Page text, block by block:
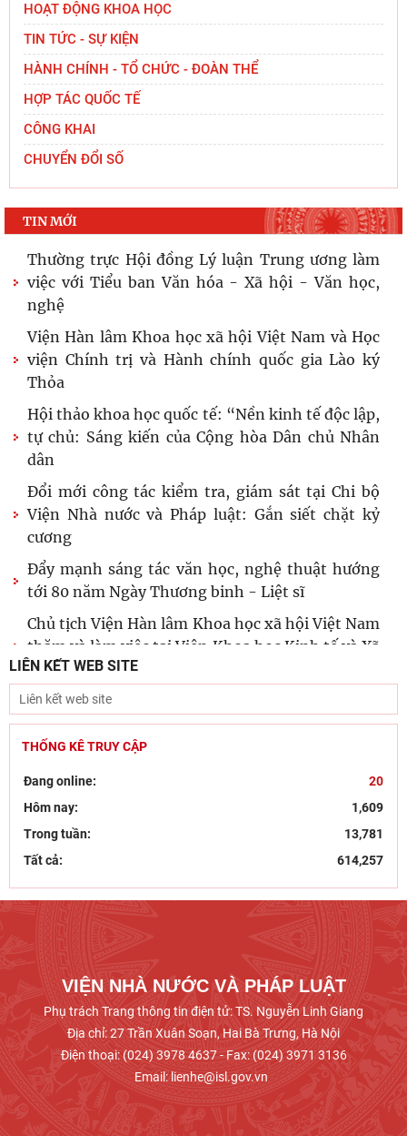
HOẠT ĐỘNG KHOA HỌC
TIN TỨC - SỰ KIỆN
HÀNH CHÍNH - TỔ CHỨC - ĐOÀN THỂ
HỢP TÁC QUỐC TẾ
CÔNG KHAI
CHUYỂN ĐỔI SỐ
TIN MỚI
Thường trực Hội đồng Lý luận Trung ương làm
việc với Tiểu ban Văn hóa - Xã hội - Văn học,
nghệ
Viện Hàn lâm Khoa học xã hội Việt Nam và Học
viện Chính trị và Hành chính quốc gia Lào ký
Thỏa
Hội thảo khoa học quốc tế: “Nền kinh tế độc lập,
tự chủ: Sáng kiến của Cộng hòa Dân chủ Nhân
dân
Đổi mới công tác kiểm tra, giám sát tại Chi bộ
Viện Nhà nước và Pháp luật: Gắn siết chặt kỷ
cương
Đẩy mạnh sáng tác văn học, nghệ thuật hướng
tới 80 năm Ngày Thương binh - Liệt sĩ
Chủ tịch Viện Hàn lâm Khoa học xã hội Việt Nam
thăm và làm việc tại Viện Khoa học Kinh tế và Xã
hội
Dân chủ theo tư tưởng Hồ Chí Minh và sự vận
dụng tư tưởng Hồ Chí Minh về dân chủ của Đảng
Cộng sản
Khai mạc trưng bày “Kết nối truyền thống, vững
bước tương lai”
Kỷ niệm 96 năm Ngày truyền thống ngành
Tuyên giáo của Đảng (1/8/1930 – 1/8/2026):
LIÊN KẾT WEB SITE
THỐNG KÊ TRUY CẬP
Đang online:
20
Hôm nay:
1,609
Trong tuần:
13,781
Tất cả:
614,257
VIỆN NHÀ NƯỚC VÀ PHÁP LUẬT
Phụ trách Trang thông tin điện tử: TS. Nguyễn Linh Giang
Địa chỉ: 27 Trần Xuân Soạn, Hai Bà Trưng, Hà Nội
Điện thoại: (024) 3978 4637 - Fax: (024) 3971 3136
Email: lienhe@isl.gov.vn